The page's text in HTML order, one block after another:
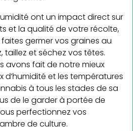
ont un impact direct sur
et la qualité de votre récolte,
germer vos graines au
taillez et séchez vos têtes.
avons fait de notre mieux
d’humidité et les températures
à tous les stades de sa
de le garder à portée de
perfectionnez vos
de culture.